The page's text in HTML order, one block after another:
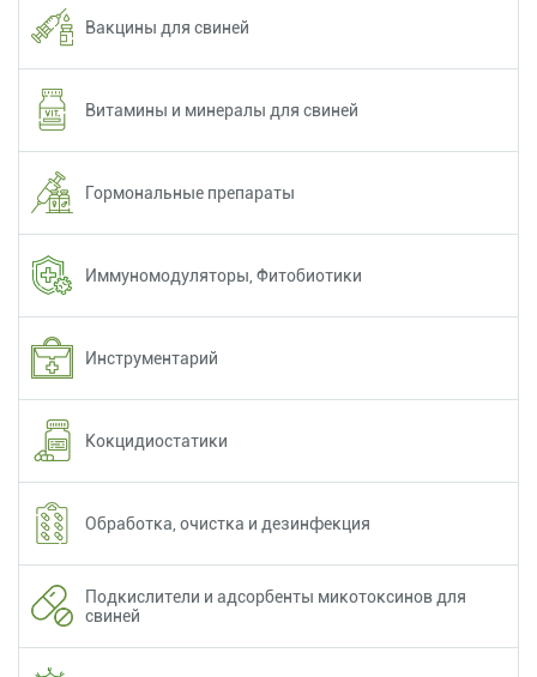
Вакцины для свиней
Витамины и минералы для свиней
Гормональные препараты
Иммуномодуляторы, Фитобиотики
Инструментарий
Кокцидиостатики
Обработка, очистка и дезинфекция
Подкислители и адсорбенты микотоксинов для
свиней